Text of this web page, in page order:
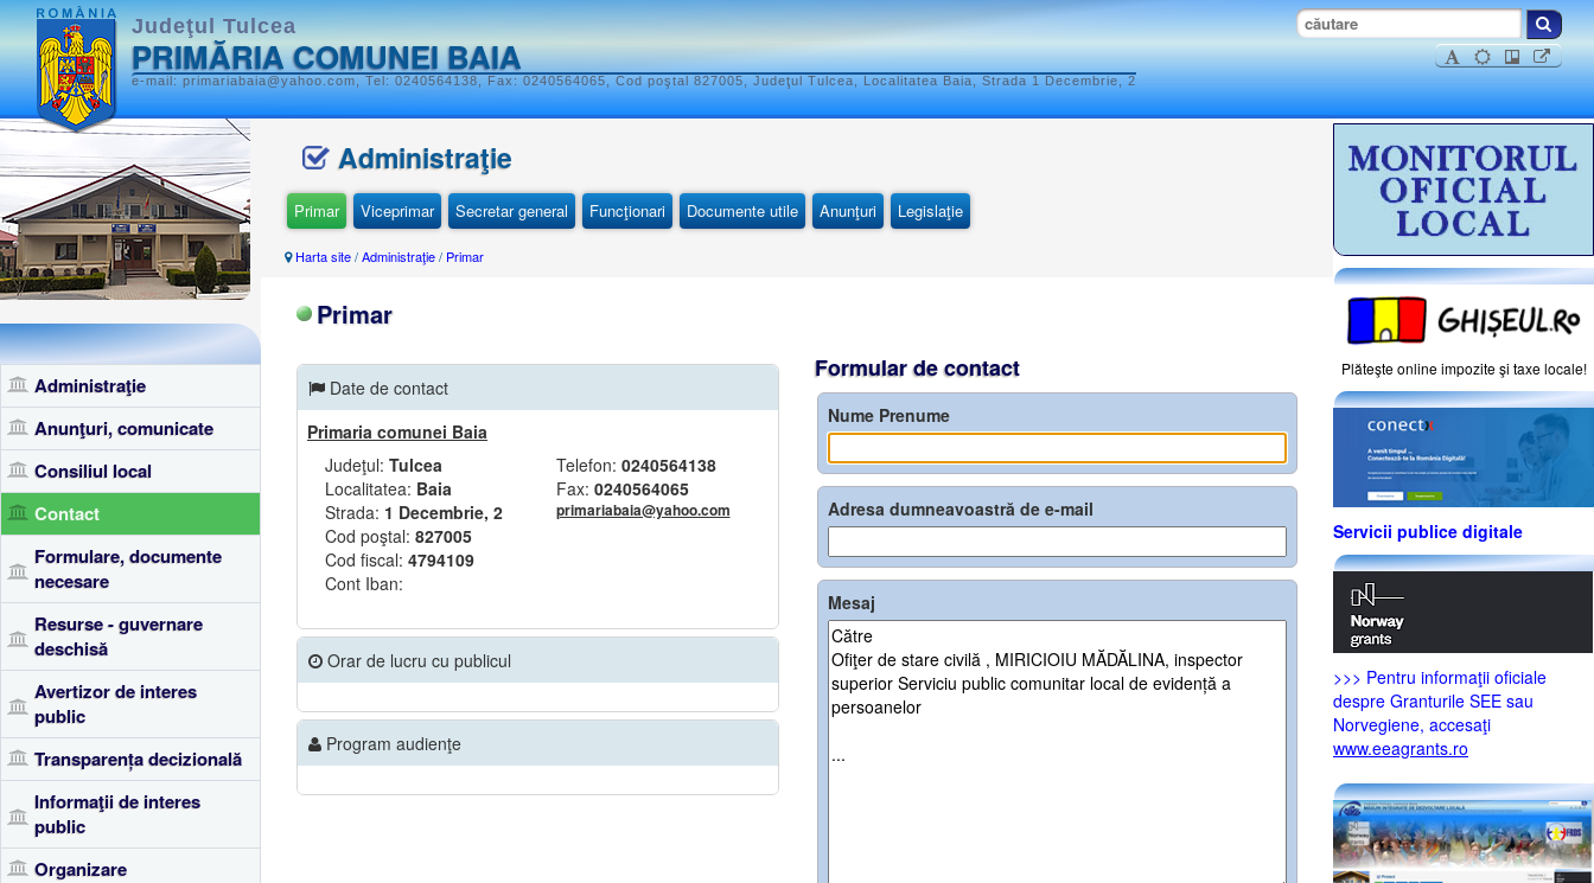
Judeţul Tulcea
PRIMĂRIA COMUNEI BAIA
e-mail: primariabaia@yahoo.com, Tel: 0240564138, Fax: 0240564065, Cod poştal 827005, Judeţul Tulcea, Localitatea Baia, Strada 1 Decembrie, 2
Administraţie
Anunţuri, comunicate
Consiliul local
Contact
Formulare, documente
necesare
Resurse - guvernare
deschisă
Avertizor de interes
public
Transparența decizională
Informaţii de interes
public
Organizare
Administraţie
Primar Viceprimar Secretar general Funcţionari Documente utile Anunţuri Legislaţie
Harta site/Administraţie/ Primar
Primar
Date de contact
Primaria comunei Baia
Judeţul: Tulcea
Localitatea: Baia
Strada: 1 Decembrie, 2
Cod poştal: 827005
Cod fiscal: 4794109
Cont Iban:
Telefon: 0240564138
Fax: 0240564065
primariabaia@yahoo.com
Orar de lucru cu publicul
Program audienţe
Formular de contact
Nume Prenume
Adresa dumneavoastră de e-mail
Mesaj
Plăteşte online impozite şi taxe locale!
Servicii publice digitale
>>> Pentru informaţii oficiale
despre Granturile SEE sau
Norvegiene, accesaţi
www.eeagrants.ro